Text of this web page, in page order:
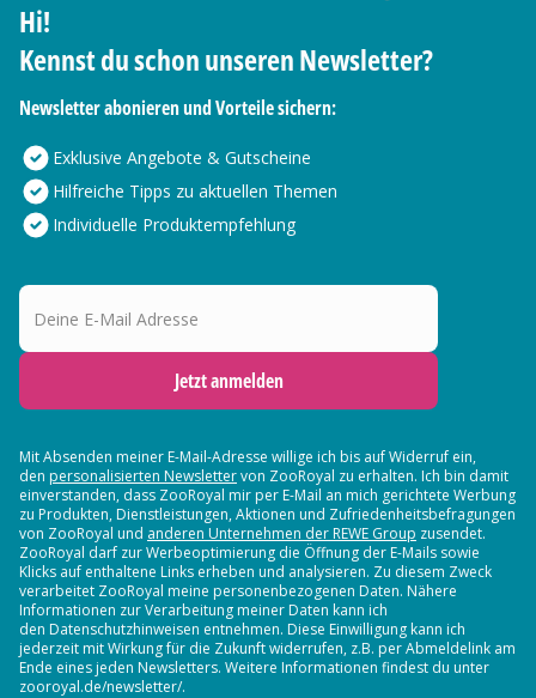
Hi!
Kennst du schon unseren Newsletter?
Newsletter abonieren und Vorteile sichern:
Exklusive Angebote & Gutscheine
Hilfreiche Tipps zu aktuellen Themen
Individuelle Produktempfehlung
Deine E-Mail Adresse
Jetzt anmelden
Mit Absenden meiner E-Mail-Adresse willige ich bis auf Widerruf ein,
den personalisierten Newslettervon ZooRoyal zu erhalten. Ich bin damit
einverstanden, dass ZooRoyal mir per E-Mail an mich gerichtete Werbung
zu Produkten, Dienstleistungen, Aktionen und Zufriedenheitsbefragungen
von ZooRoyal und anderen Unternehmen der REWE Group zusendet.
ZooRoyal darf zur Werbeoptimierung die Öffnung der E-Mails sowie
Klicks auf enthaltene Links erheben und analysieren. Zu diesem Zweck
verarbeitet ZooRoyal meine personenbezogenen Daten. Nähere
Informationen zur Verarbeitung meiner Daten kann ich
den Datenschutzhinweisen entnehmen. Diese Einwilligung kann ich
jederzeit mit Wirkung für die Zukunft widerrufen, z.B. per Abmeldelink am
Ende eines jeden Newsletters. Weitere Informationen findest du unter
zooroyal.de/newsletter/.